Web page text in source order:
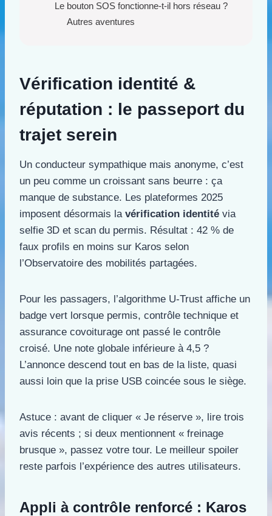
Le bouton SOS fonctionne-t-il hors réseau ?
Autres aventures
Vérification identité &
réputation : le passeport du
trajet serein
Un conducteur sympathique mais anonyme, c’est
un peu comme un croissant sans beurre : ça
manque de substance. Les plateformes 2025
imposent désormais la vérification identité via
selfie 3D et scan du permis. Résultat : 42 % de
faux profils en moins sur Karos selon
l’Observatoire des mobilités partagées.
Pour les passagers, l’algorithme U-Trust affiche un
badge vert lorsque permis, contrôle technique et
assurance covoiturage ont passé le contrôle
croisé. Une note globale inférieure à 4,5 ?
L’annonce descend tout en bas de la liste, quasi
aussi loin que la prise USB coincée sous le siège.
Astuce : avant de cliquer « Je réserve », lire trois
avis récents ; si deux mentionnent « freinage
brusque », passez votre tour. Le meilleur spoiler
reste parfois l’expérience des autres utilisateurs.
Appli à contrôle renforcé : Karos